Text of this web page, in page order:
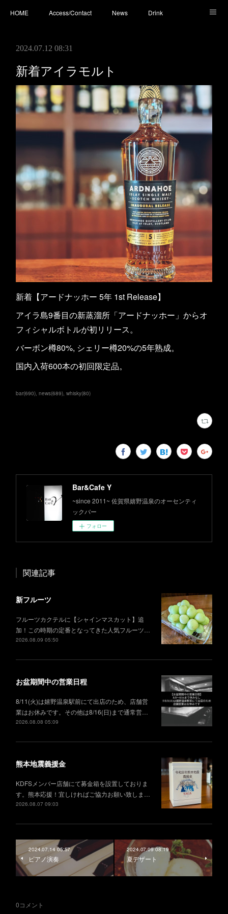
HOME Access/Contact News Drink
2024.07.12 08:31
新着アイラモルト
新着【アードナッホー 5年 1st Release】
アイラ島9番目の新蒸溜所「アードナッホー」からオ
フィシャルボトルが初リリース。
バーボン樽80%, シェリー樽20%の5年熟成。
国内入荷600本の初回限定品。
bar(690) news(689) whisky(80)
Bar&Cafe Y
~since 2011~ 佐賀県嬉野温泉のオーセンティ
ックバー
フォロー
関連記事
新フルーツ
フルーツカクテルに【シャインマスカット】追
加！この時期の定番となってきた人気フルーツ…
2026.08.09 05:50
お盆期間中の営業日程
8/11(火)は嬉野温泉駅前にて出店のため、店舗営
業はお休みです。その他は8/16(日)まで通常営…
2026.08.08 05:09
熊本地震義援金
KDFSメンバー店舗にて募金箱を設置しておりま
す。熊本応援！宜しければご協力お願い致しま…
2026.08.07 09:03
2024.07.14 05:57
ピアノ演奏
2024.07.09 08:19
夏デザート
0コメント